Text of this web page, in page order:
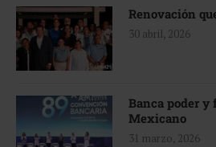
Renovación
30 abril, 2026
Banca poder y
Mexicano
31 marzo, 2026